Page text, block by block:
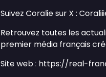
Suivez Coralie sur X :
Retrouvez toutes les
premier média français
Site web : https://real-